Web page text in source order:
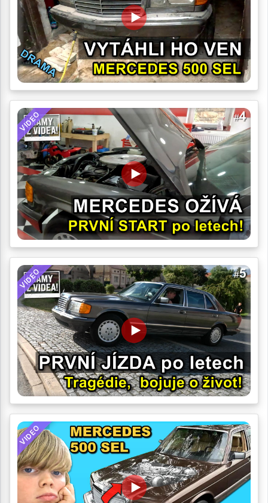
VIDEO
VIDEO
VIDEO